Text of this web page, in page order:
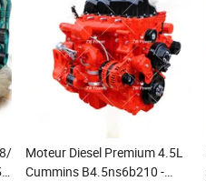
Qsk95
Qsm11/M11
Moteur Diesel Premium 4.5L
Cummins B4.5ns6b210 -